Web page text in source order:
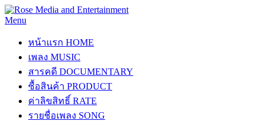
Menu
หน้าแรก HOME
เพลง MUSIC
สารคดี DOCUMENTARY
ซื้อสินค้า PRODUCT
ค่าลิขสิทธิ์ RATE
รายชื่อเพลง SONG